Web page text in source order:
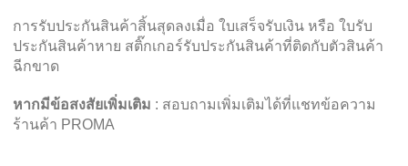
การรับประกันสินค้าสิ้นสุดลงเมื่อ ใบเสร็จรับเงิน หรือ ใบรับ
ประกันสินค้าหาย สติ๊กเกอร์รับประกันสินค้าที่ติดกับตัวสินค้า
ฉีกขาด
หากมีข้อสงสัยเพิ่มเติม : สอบถามเพิ่มเติมได้ที่แชทข้อความ
ร้านค้า PROMA